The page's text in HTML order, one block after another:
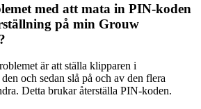
med att mata in PIN-koden
på min Grouw
är att ställa klipparen i
och sedan slå på och av den flera
Detta brukar återställa PIN-koden.